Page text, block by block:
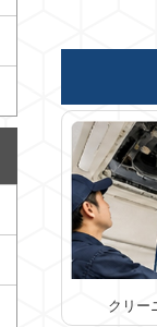
クリー